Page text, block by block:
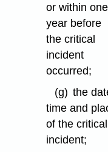
or within one
year before
the critical
incident
occurred;
(g) the
time and
of the critical
incident;